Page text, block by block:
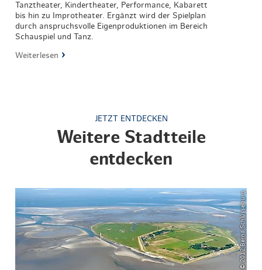
Tanztheater, Kindertheater, Performance, Kabarett
bis hin zu Improtheater. Ergänzt wird der Spielplan
durch anspruchsvolle Eigenproduktionen im Bereich
Schauspiel und Tanz.
Weiterlesen
JETZT ENTDECKEN
Weitere Stadtteile
entdecken
© 2012 Bernd Schlüsselburg